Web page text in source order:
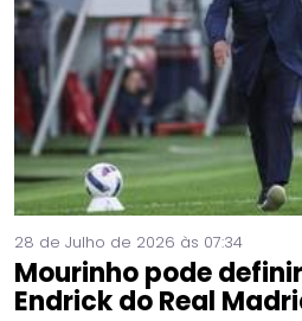
28 de Julho de 2026 às 07:34
Mourinho pode
Endrick do Real